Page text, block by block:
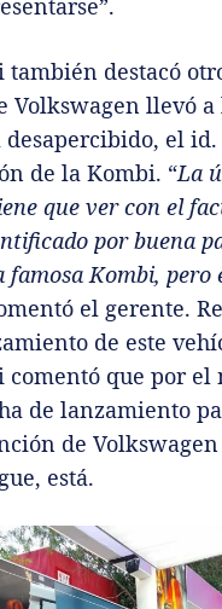
también destacó
Volkswagen llevó a
desapercibido, el id.
de la Kombi. “La
que ver con el
por buena
Kombi, pero
el gerente.
de este
comentó que por el
de lanzamiento
de
está.